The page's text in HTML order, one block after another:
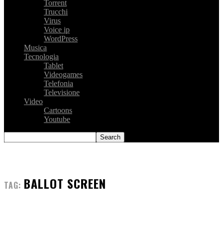
Torrent
Trucchi
Virus
Voice ip
WordPress
Musica
Tecnologia
Tablet
Videogames
Telefonia
Televisione
Video
Cartoons
Youtube
TAG: BALLOT SCREEN